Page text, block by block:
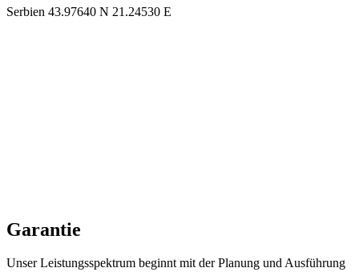
Serbien 43.97640 N 21.24530 E
Garantie
Unser Leistungsspektrum beginnt mit der Planung und Ausführung